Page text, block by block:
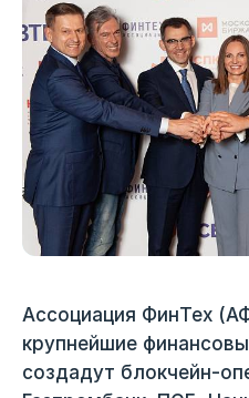
Ассоциация ФинТех
крупнейшие
создадут блокчейн-